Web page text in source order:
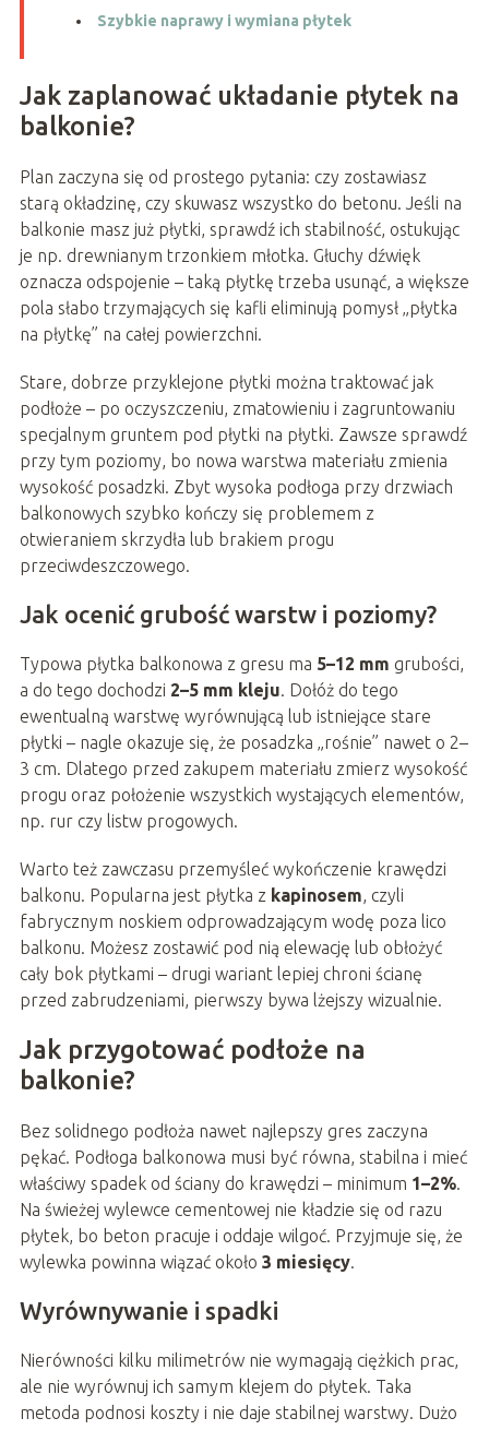
Szybkie naprawy i wymiana płytek
Jak zaplanować układanie płytek na
balkonie?
Plan zaczyna się od prostego pytania: czy zostawiasz
starą okładzinę, czy skuwasz wszystko do betonu. Jeśli na
balkonie masz już płytki, sprawdź ich stabilność, ostukując
je np. drewnianym trzonkiem młotka. Głuchy dźwięk
oznacza odspojenie – taką płytkę trzeba usunąć, a większe
pola słabo trzymających się kafli eliminują pomysł „płytka
na płytkę” na całej powierzchni.
Stare, dobrze przyklejone płytki można traktować jak
podłoże – po oczyszczeniu, zmatowieniu i zagruntowaniu
specjalnym gruntem pod płytki na płytki. Zawsze sprawdź
przy tym poziomy, bo nowa warstwa materiału zmienia
wysokość posadzki. Zbyt wysoka podłoga przy drzwiach
balkonowych szybko kończy się problemem z
otwieraniem skrzydła lub brakiem progu
przeciwdeszczowego.
Jak ocenić grubość warstw i poziomy?
Typowa płytka balkonowa z gresu ma 5–12 mm grubości,
a do tego dochodzi 2–5 mm kleju. Dołóż do tego
ewentualną warstwę wyrównującą lub istniejące stare
płytki – nagle okazuje się, że posadzka „rośnie” nawet o 2–
3 cm. Dlatego przed zakupem materiału zmierz wysokość
progu oraz położenie wszystkich wystających elementów,
np. rur czy listw progowych.
Warto też zawczasu przemyśleć wykończenie krawędzi
balkonu. Popularna jest płytka z kapinosem, czyli
fabrycznym noskiem odprowadzającym wodę poza lico
balkonu. Możesz zostawić pod nią elewację lub obłożyć
cały bok płytkami – drugi wariant lepiej chroni ścianę
przed zabrudzeniami, pierwszy bywa lżejszy wizualnie.
Jak przygotować podłoże na
balkonie?
Bez solidnego podłoża nawet najlepszy gres zaczyna
pękać. Podłoga balkonowa musi być równa, stabilna i mieć
właściwy spadek od ściany do krawędzi – minimum 1–2%.
Na świeżej wylewce cementowej nie kładzie się od razu
płytek, bo beton pracuje i oddaje wilgoć. Przyjmuje się, że
wylewka powinna wiązać około 3 miesięcy.
Wyrównywanie i spadki
Nierówności kilku milimetrów nie wymagają ciężkich prac,
ale nie wyrównuj ich samym klejem do płytek. Taka
metoda podnosi koszty i nie daje stabilnej warstwy. Dużo